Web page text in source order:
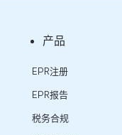
产品
EPR注册
EPR报告
税务合规